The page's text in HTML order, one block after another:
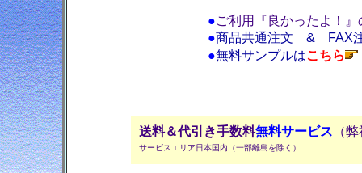
●ご利用『良かったよ！』
●商品共通注文 & FAX
●無料サンプルはこちら
送料＆代引き手数料無料サービス （
サービスエリア日本国内（一部離島を除く）